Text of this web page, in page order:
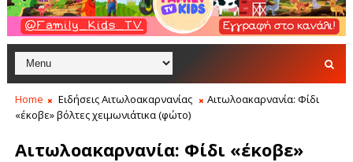
Home Ειδήσεις Αιτωλοακαρνανίας
Αιτωλοακαρνανία: Φίδι
«έκοβε» βόλτες χειμωνιάτικα (φώτο)
Αιτωλοακαρνανία: Φίδι «έκοβε»